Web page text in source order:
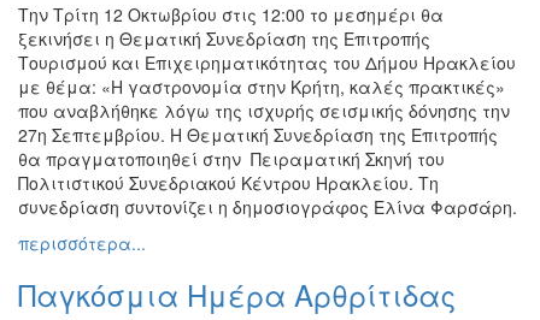
Την Τρίτη 12 Οκτωβρίου στις 12:00 το μεσημέρι θα
ξεκινήσει η Θεματική Συνεδρίαση της Επιτροπής
Τουρισμού και Επιχειρηματικότητας του Δήμου Ηρακλείου
με θέμα: «Η γαστρονομία στην Κρήτη, καλές πρακτικές»
που αναβλήθηκε λόγω της ισχυρής σεισμικής δόνησης την
27η Σεπτεμβρίου. Η Θεματική Συνεδρίαση της Επιτροπής
θα πραγματοποιηθεί στην Πειραματική Σκηνή του
Πολιτιστικού Συνεδριακού Κέντρου Ηρακλείου. Τη
συνεδρίαση συντονίζει η δημοσιογράφος Ελίνα Φαρσάρη.
περισσότερα...
Παγκόσμια Ημέρα Αρθρίτιδας